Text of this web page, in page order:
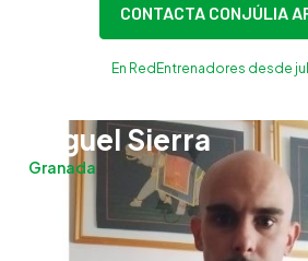
CONTACTA CONJÚLIA
En RedEntrenadores desde
Miguel Sierra
Granada